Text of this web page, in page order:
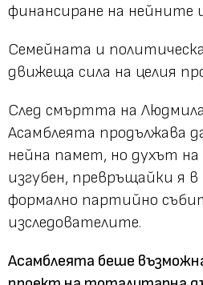
финансиране на нейните
Семейната и
движеща сила на целия
След смъртта на Людмила
Асамблеята продължава
нейна памет, но духът на
изгубен, превръщайки я
формално партийно
изследователите.
Асамблеята беше